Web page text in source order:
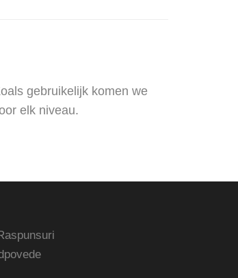
gebruikelijk komen we
elk niveau.